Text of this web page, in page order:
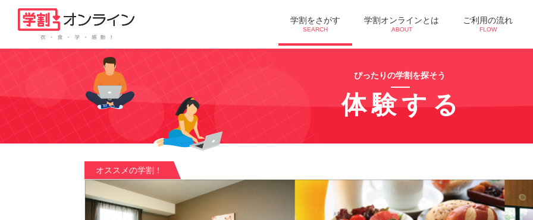
学割をさがす
SEARCH
学割オンラインとは
ABOUT
ご利用の流れ
FLOW
ぴったりの学割を探そう
体験する